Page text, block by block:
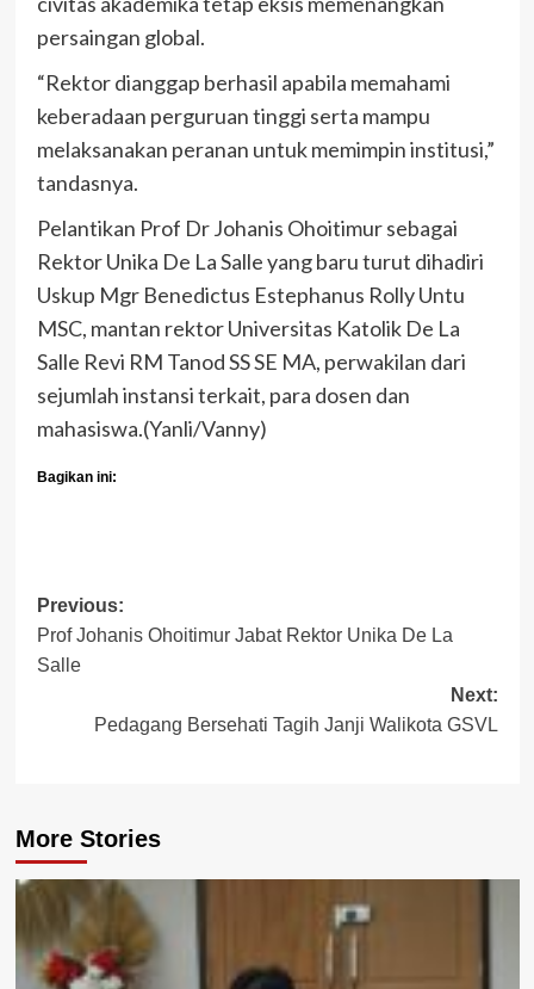
persaingan global.
“Rektor dianggap berhasil apabila memahami
keberadaan perguruan tinggi serta mampu
melaksanakan peranan untuk memimpin institusi,”
tandasnya.
Pelantikan Prof Dr Johanis Ohoitimur sebagai
Rektor Unika De La Salle yang baru turut dihadiri
Uskup Mgr Benedictus Estephanus Rolly Untu
MSC, mantan rektor Universitas Katolik De La
Salle Revi RM Tanod SS SE MA, perwakilan dari
sejumlah instansi terkait, para dosen dan
mahasiswa.(Yanli/Vanny)
Bagikan ini:
Post
navigation
Previous:
Prof Johanis Ohoitimur Jabat Rektor Unika De La
Salle
Next:
Pedagang Bersehati Tagih Janji Walikota GSVL
More Stories